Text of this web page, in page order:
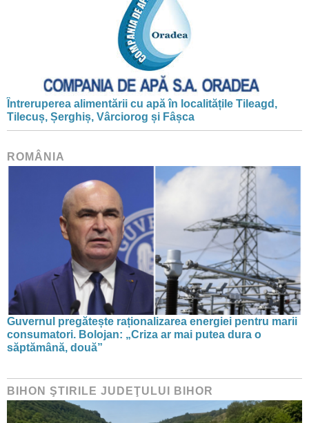
Întreruperea alimentării cu apă în localitățile Tileagd,
Tilecuș, Șerghiș, Vârciorog și Fâșca
ROMÂNIA
Guvernul pregătește raționalizarea energiei pentru marii
consumatori. Bolojan: „Criza ar mai putea dura o
săptămână, două”
BIHON ŞTIRILE JUDEŢULUI BIHOR